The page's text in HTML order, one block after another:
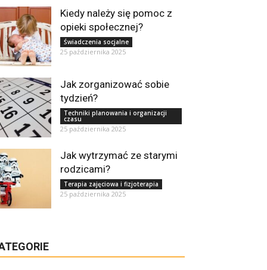
Kiedy należy się pomoc z
opieki społecznej?
Świadczenia socjalne
25 października 2025
Jak zorganizować sobie
tydzień?
Techniki planowania i organizacji
czasu
25 października 2025
Jak wytrzymać ze starymi
rodzicami?
Terapia zajęciowa i fizjoterapia
25 października 2025